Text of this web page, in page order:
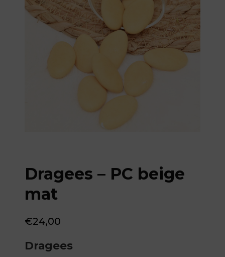
Dragees – PC beige
mat
€24,00
Dragees